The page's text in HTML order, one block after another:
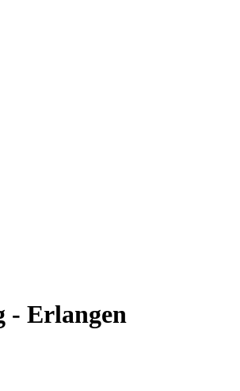
- Erlangen